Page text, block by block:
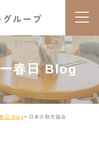
春日 Blog
日 Blog 日本介助犬協会